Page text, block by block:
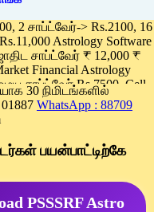
2 சாப்ட்வேர்-> Rs.2100, 16
Astrology Software
சாப்ட்வேர் ₹ 12,000 ₹
Financial Astrology
சாப்ட்வேர் Rs.7500, Cell
30 நிமிடங்களில்
WhatsApp : 88709
பயன்பாட்டிற்கே
PSSSRF Astro